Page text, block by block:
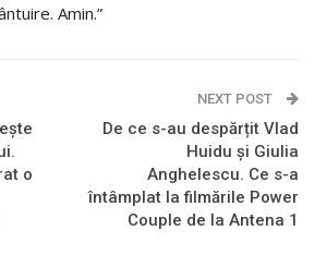
Amin.”
o
NEXT POST
De ce s-au despărțit Vlad
Huidu și Giulia
Anghelescu. Ce s-a
întâmplat la filmările Power
Couple de la Antena 1